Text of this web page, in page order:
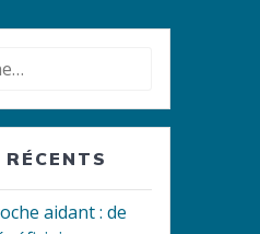
aidant : de